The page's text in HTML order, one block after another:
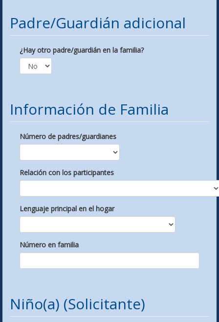
Padre/Guardián adicional
¿Hay otro padre/guardián en la familia?
Información de Familia
Número de padres/guardianes
Relación con los participantes
Lenguaje principal en el hogar
Número en familia
Niño(a) (Solicitante)